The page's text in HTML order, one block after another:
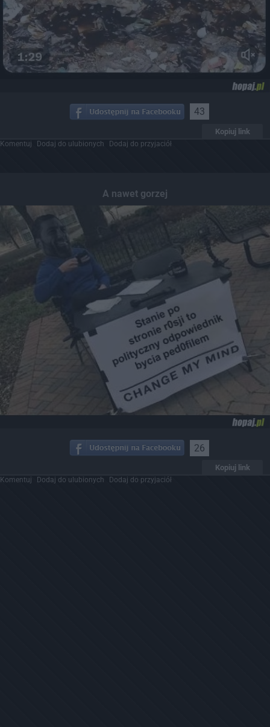
43
Kopiuj link
Komentuj Dodaj do ulubionych Dodaj do przyjaciół
A nawet gorzej
26
Kopiuj link
Komentuj Dodaj do ulubionych Dodaj do przyjaciół